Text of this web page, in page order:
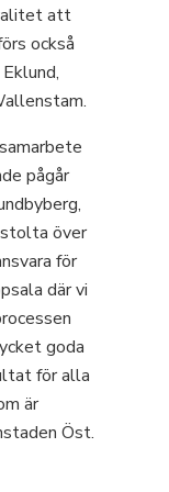
att
också
pågår
stolta över
för
där vi
goda
för alla
är
Öst.